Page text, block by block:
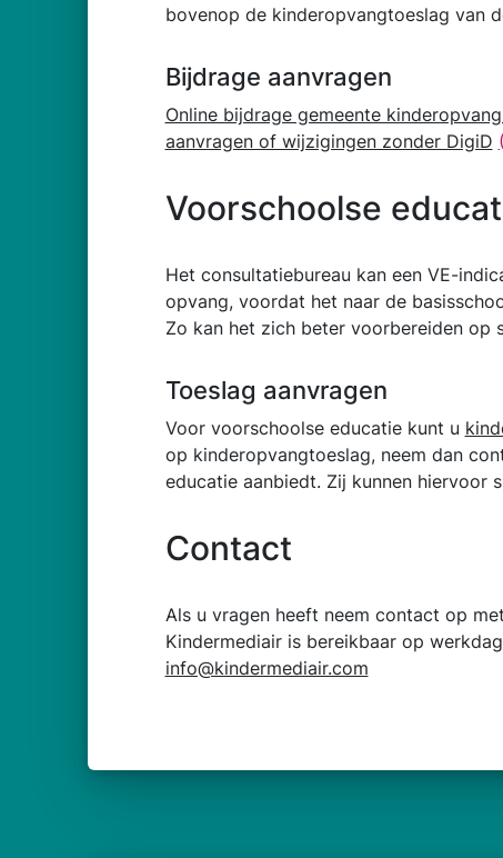
bovenop de kinderopvangtoeslag van
Bijdrage aanvragen
Online bijdrage gemeente
aanvragen of wijzigingen zonder DigiD
Voorschoolse
Het consultatiebureau kan een VE-
opvang, voordat het naar de
Zo kan het zich beter voorbereiden op
Toeslag aanvragen
Voor voorschoolse educatie kunt u
op kinderopvangtoeslag, neem dan
educatie aanbiedt. Zij kunnen hiervoor
Contact
Als u vragen heeft neem contact op
Kindermediair is bereikbaar op
info@kindermediair.com